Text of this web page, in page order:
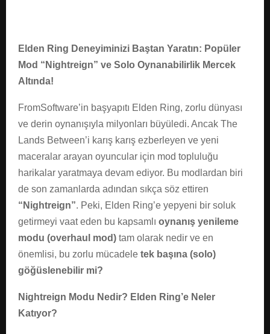
Elden Ring Deneyiminizi Baştan Yaratın: Popüler
Mod “Nightreign” ve Solo Oynanabilirlik Mercek
Altında!
FromSoftware’in başyapıtı Elden Ring, zorlu dünyası
ve derin oynanışıyla milyonları büyüledi. Ancak The
Lands Between’i karış karış ezberleyen ve yeni
maceralar arayan oyuncular için mod topluluğu
harikalar yaratmaya devam ediyor. Bu modlardan biri
de son zamanlarda adından sıkça söz ettiren
“Nightreign”. Peki, Elden Ring’e yepyeni bir soluk
getirmeyi vaat eden bu kapsamlı oynanış yenileme
modu (overhaul mod) tam olarak nedir ve en
önemlisi, bu zorlu mücadele tek başına (solo)
göğüslenebilir mi?
Nightreign Modu Nedir? Elden Ring’e Neler
Katıyor?